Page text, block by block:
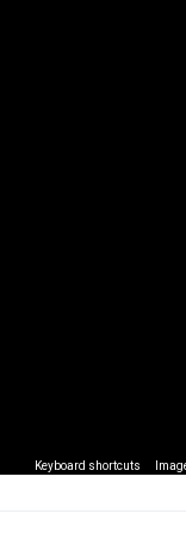
Keyboard shortcuts